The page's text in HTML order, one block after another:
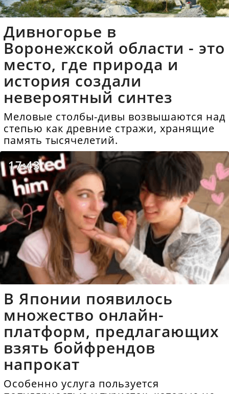
Дивногорье в
Воронежской области - это
место, где природа и
история создали
невероятный синтез
Меловые столбы-дивы возвышаются над
степью как древние стражи, хранящие
память тысячелетий.
17:43
В Японии появилось
множество онлайн-
платформ, предлагающих
взять бойфрендов
напрокат
Особенно услуга пользуется